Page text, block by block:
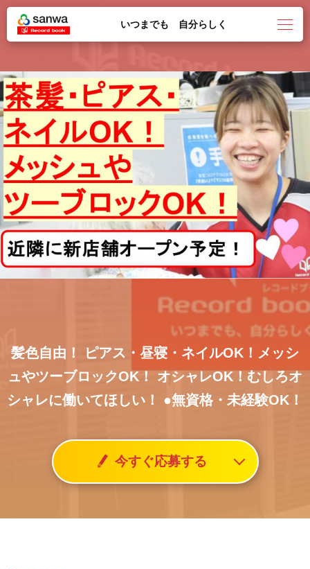
いつまでも 自分らしく
髪色自由！ ピアス・昼寝・ネイルOK！メッシ
ュやツーブロックOK！ オシャレOK！むしろオ
シャレに働いてほしい！
●無資格・未経験OK！
今すぐ応募する